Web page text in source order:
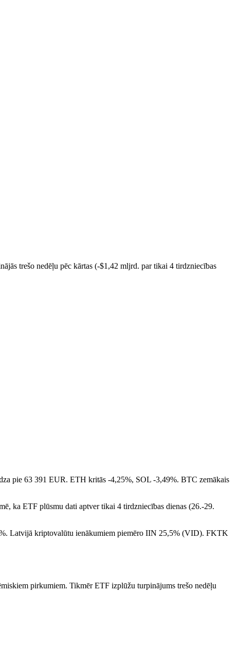
trešo nedēļu pēc kārtas (-$1,42 mljrd. par tikai 4 tirdzniecības
pie 63 391 EUR. ETH kritās -4,25%, SOL -3,49%. BTC zemākais
ka ETF plūsmu dati aptver tikai 4 tirdzniecības dienas (26.-29.
Latvijā kriptovalūtu ienākumiem piemēro IIN 25,5% (VID). FKTK
pirkumiem. Tikmēr ETF izplūžu turpinājums trešo nedēļu